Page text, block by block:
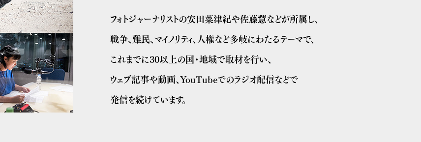
フォトジャーナリストの安田菜津紀や佐藤慧などが所属し、
戦争、難民、マイノリティ、人権など多岐にわたるテーマで、
これまでに30以上の国・地域で取材を行い、
ウェブ記事や動画、YouTubeでのラジオ配信などで
発信を続けています。